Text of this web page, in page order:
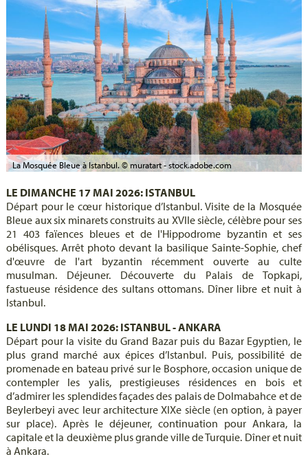
La Mosquée Bleue à Istanbul. © muratart - stock.adobe.com
LE DIMANCHE 17 MAI 2026: ISTANBUL
Départ pour le cœur historique d’Istanbul. Visite de la Mosquée
Bleue aux six minarets construits au XVIIe siècle, célèbre pour ses
21 403 faïences bleues et de l'Hippodrome byzantin et ses
obélisques. Arrêt photo devant la basilique Sainte-Sophie, chef
d'œuvre de l'art byzantin récemment ouverte au culte
musulman. Déjeuner. Découverte du Palais de Topkapi,
fastueuse résidence des sultans ottomans. Dîner libre et nuit à
Istanbul.
LE LUNDI 18 MAI 2026: ISTANBUL - ANKARA
Départ pour la visite du Grand Bazar puis du Bazar Egyptien, le
plus grand marché aux épices d’Istanbul. Puis, possibilité de
promenade en bateau privé sur le Bosphore, occasion unique de
contempler les yalis, prestigieuses résidences en bois et
d’admirer les splendides façades des palais de Dolmabahce et de
Beylerbeyi avec leur architecture XIXe siècle (en option, à payer
sur place). Après le déjeuner, continuation pour Ankara, la
capitale et la deuxième plus grande ville de Turquie. Dîner et nuit
à Ankara.